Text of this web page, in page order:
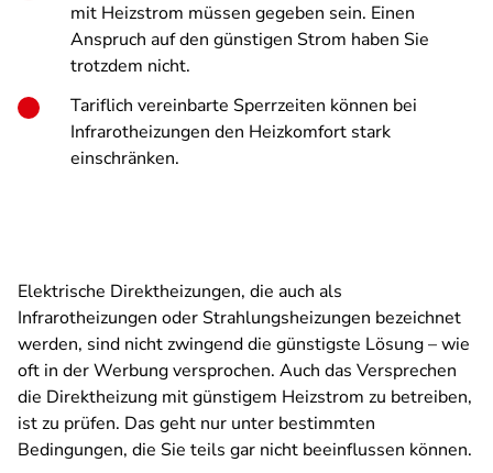
mit Heizstrom müssen gegeben sein. Einen
Anspruch auf den günstigen Strom haben Sie
trotzdem nicht.
Tariflich vereinbarte Sperrzeiten können bei
Infrarotheizungen den Heizkomfort stark
einschränken.
Elektrische Direktheizungen, die auch als
Infrarotheizungen oder Strahlungsheizungen bezeichnet
werden, sind nicht zwingend die günstigste Lösung – wie
oft in der Werbung versprochen. Auch das Versprechen
die Direktheizung mit günstigem Heizstrom zu betreiben,
ist zu prüfen. Das geht nur unter bestimmten
Bedingungen, die Sie teils gar nicht beeinflussen können.